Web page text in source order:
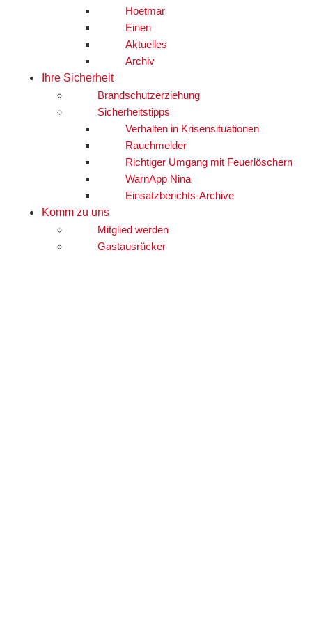
Hoetmar
Einen
Aktuelles
Archiv
Ihre Sicherheit
Brandschutzerziehung
Sicherheitstipps
Verhalten in Krisensituationen
Rauchmelder
Richtiger Umgang mit Feuerlöschern
WarnApp Nina
Einsatzberichts-Archive
Komm zu uns
Mitglied werden
Gastausrücker